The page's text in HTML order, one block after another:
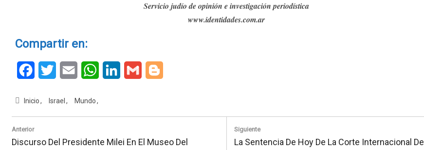
Servicio judío de opinión e investigación periodística
www.identidades.com.ar
Compartir en:
FacebookTwitter Email WhatsAppLinkedInGmail
Inicio Israel Mundo
Navegación
de
Anterior
Previous
Discurso Del Presidente Milei En El Museo Del
Siguiente
Next
La Sentencia De Hoy De La Corte Internacional De